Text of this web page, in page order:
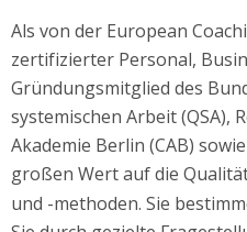
Als von der European
zertifizierter Personal,
Gründungsmitglied des
systemischen Arbeit (QSA),
Akademie Berlin (CAB)
großen Wert auf die
und -methoden. Sie